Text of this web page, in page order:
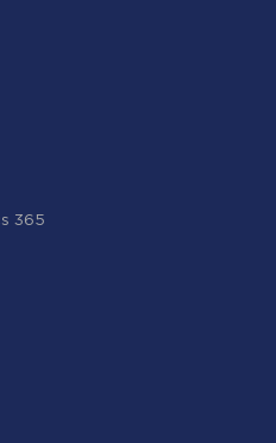
365